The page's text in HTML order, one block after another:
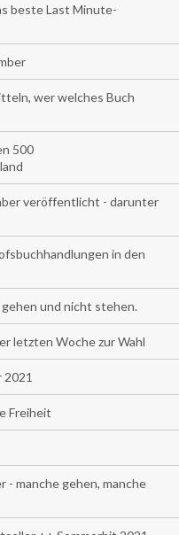
beste Last Minute-
wer welches Buch
500
veröffentlicht - darunter
in den
und nicht stehen.
letzten Woche zur Wahl
Freiheit
manche gehen, manche